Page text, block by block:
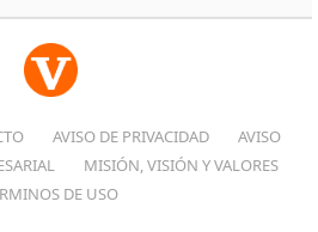
AVISO DE PRIVACIDAD
AVISO
MISIÓN, VISIÓN Y VALORES
DE USO